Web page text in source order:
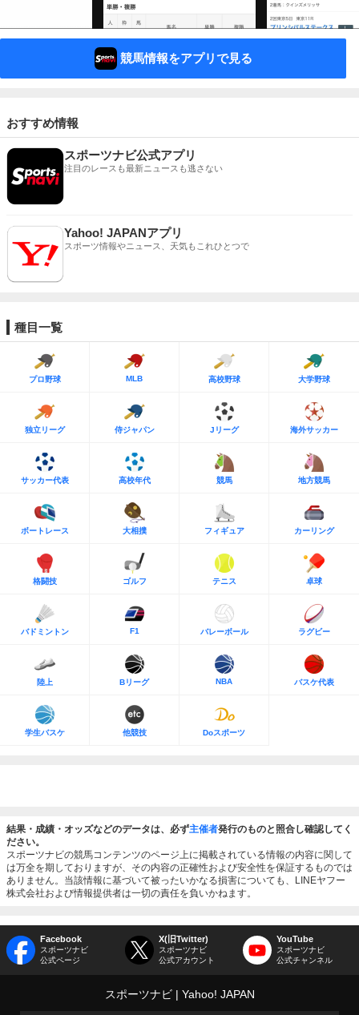
競馬情報をアプリで見る
おすすめ情報
スポーツナビ公式アプリ
注目のレースも最新ニュースも逃さない
Yahoo! JAPANアプリ
スポーツ情報やニュース、天気もこれひとつで
種目一覧
プロ野球 MLB 高校野球 大学野球
独立リーグ 侍ジャパン Jリーグ 海外サッカー
サッカー代表 高校年代 競馬 地方競馬
ボートレース 大相撲 フィギュア カーリング
格闘技 ゴルフ テニス 卓球
バドミントン F1 バレーボール ラグビー
陸上 Bリーグ NBA バスケ代表
学生バスケ 他競技 Doスポーツ
結果・成績・オッズなどのデータは、必ず主催者発行のものと照合し確認してく
ださい。
スポーツナビの競馬コンテンツのページ上に掲載されている情報の内容に関して
は万全を期しておりますが、その内容の正確性および安全性を保証するものでは
ありません。当該情報に基づいて被ったいかなる損害についても、LINEヤフー
株式会社および情報提供者は一切の責任を負いかねます。
Facebook
スポーツナビ
公式ページ
X(旧Twitter)
スポーツナビ
公式アカウント
YouTube
スポーツナビ
公式チャンネル
スポーツナビ Yahoo! JAPAN